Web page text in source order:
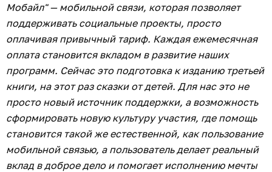
Мобайл" — мобильной связи, которая позволяет
поддерживать социальные проекты, просто
оплачивая привычный тариф. Каждая ежемесячная
оплата становится вкладом в развитие наших
программ. Сейчас это подготовка к изданию третьей
книги, на этот раз сказки от детей. Для нас это не
просто новый источник поддержки, а возможность
сформировать новую культуру участия, где помощь
становится такой же естественной, как пользование
мобильной связью, а пользователь делает реальный
вклад в доброе дело и помогает исполнению мечты